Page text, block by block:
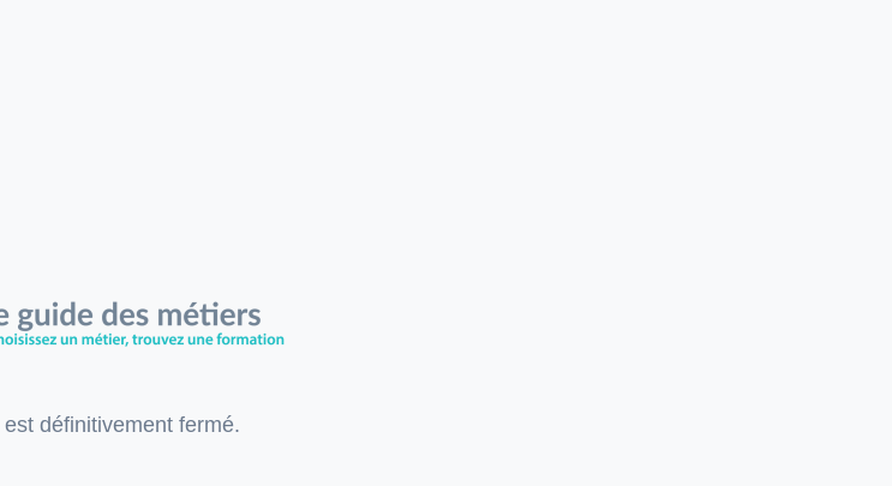
est définitivement fermé.